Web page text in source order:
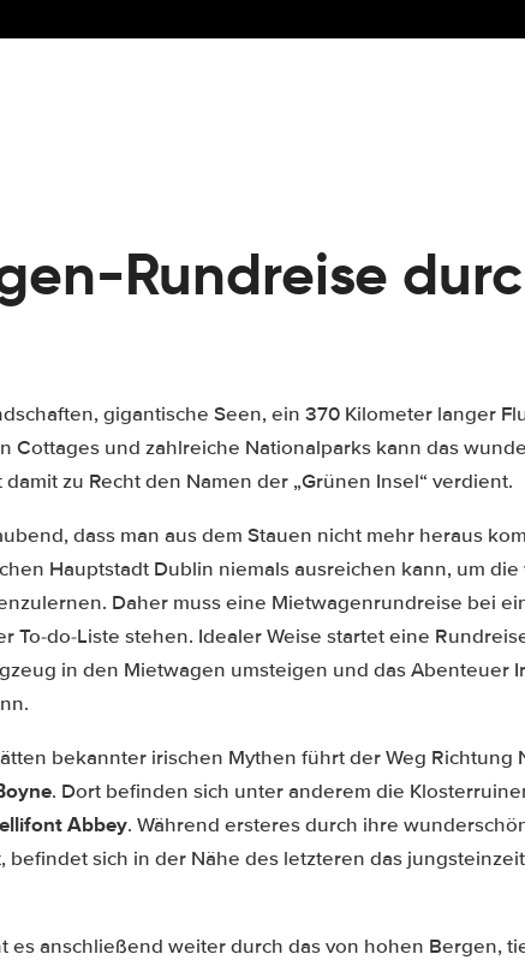
Rundreise
gigantische Seen, ein 370 Kilometer langer
Cottages und zahlreiche Nationalparks kann das
zu Recht den Namen der „Grünen Insel“ verdient.
dass man aus dem Stauen nicht mehr heraus
Hauptstadt Dublin niemals ausreichen kann, um
Daher muss eine Mietwagenrundreise bei
To-do-Liste stehen. Idealer Weise startet eine
in den Mietwagen umsteigen und das Abenteuer
bekannter irischen Mythen führt der Weg Richtung
. Dort befinden sich unter anderem die
Abbey. Während ersteres durch ihre
befindet sich in der Nähe des letzteren das
es anschließend weiter durch das von hohen Bergen,